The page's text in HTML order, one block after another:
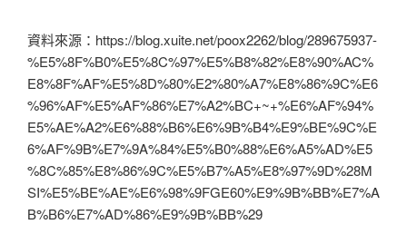
資料來源：https://blog.xuite.net/poox2262/blog/289675937-
%E5%8F%B0%E5%8C%97%E5%B8%82%E8%90%AC%
E8%8F%AF%E5%8D%80%E2%80%A7%E8%86%9C%E6
%96%AF%E5%AF%86%E7%A2%BC+~+%E6%AF%94%
E5%AE%A2%E6%88%B6%E6%9B%B4%E9%BE%9C%E
6%AF%9B%E7%9A%84%E5%B0%88%E6%A5%AD%E5
%8C%85%E8%86%9C%E5%B7%A5%E8%97%9D%28M
SI%E5%BE%AE%E6%98%9FGE60%E9%9B%BB%E7%A
B%B6%E7%AD%86%E9%9B%BB%29